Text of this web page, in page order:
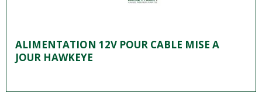
ALIMENTATION 12V POUR CABLE MISE A
JOUR HAWKEYE